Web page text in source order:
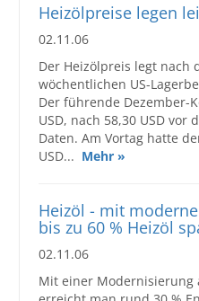
Heizölpreise legen
02.11.06
Der Heizölpreis legt nach
wöchentlichen US-
Der führende Dezember-
USD, nach 58,30 USD vor
Daten. Am Vortag hatte
USD... Mehr »
Heizöl - mit
bis zu 60 % Heizöl
02.11.06
Mit einer